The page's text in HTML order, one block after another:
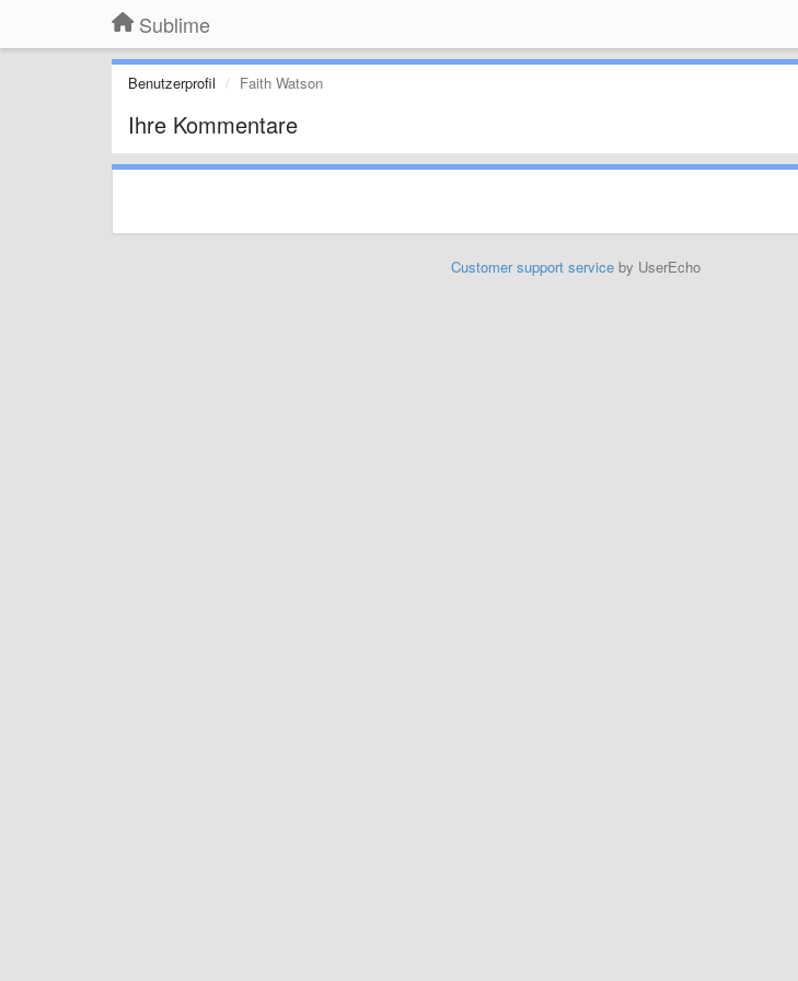
Sublime
Benutzerprofil Faith Watson
Ihre Kommentare
Customer support serviceby UserEcho